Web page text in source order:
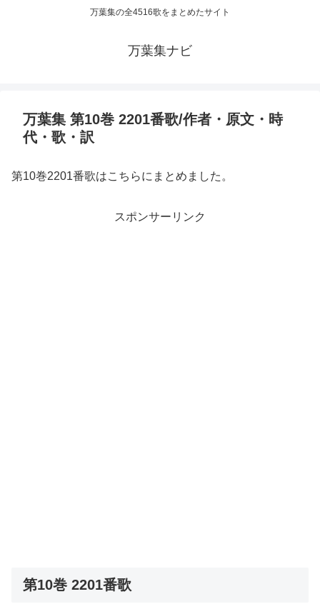
万葉集の全4516歌をまとめたサイト
万葉集ナビ
万葉集 第10巻 2201番歌/作者・原文・時
代・歌・訳
第10巻2201番歌はこちらにまとめました。
スポンサーリンク
第10巻 2201番歌